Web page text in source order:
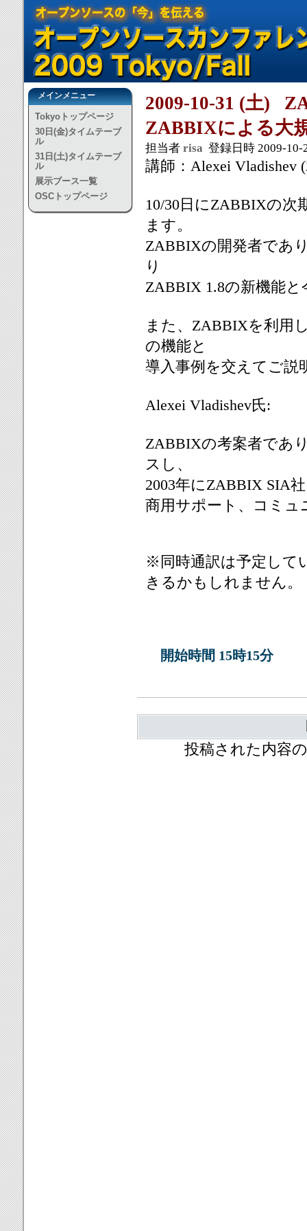
メインメニュー
Tokyoトップページ
30日(金)タイムテーブ
ル
31日(土)タイムテーブ
ル
展示ブース一覧
OSCトップページ
2009-10-31 (土)
ZABBIXによる大
担当者 risa 登録日時 2009-10-
講師：Alexei Vladishev
10/30日にZABBIXの
ます。
ZABBIXの開発者であ
り
ZABBIX 1.8の新機能
また、ZABBIXを利用
の機能と
導入事例を交えてご説
Alexei Vladishev氏:
ZABBIXの考案者であ
スし、
2003年にZABBIX SIA
商用サポート、コミ
※同時通訳は予定して
きるかもしれません。
開始時間 15時15分
投稿された内容